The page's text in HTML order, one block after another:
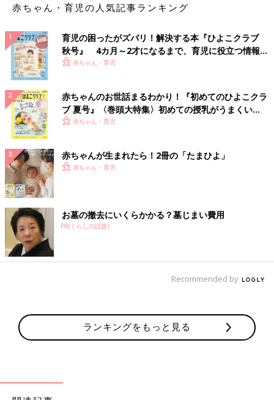
赤ちゃん・育児の人気記事ランキング
育児の困ったがズバリ！解決する本『ひよこクラブ
秋号』 4カ月～2才になるまで、育児に役立つ情報が
いっぱい！
赤ちゃん・育児
赤ちゃんのお世話まるわかり！『初めてのひよこクラ
ブ 夏号』〈巻頭大特集〉初めての授乳がうまくい
く！ おっぱい・ミルクの基本と夏のトラブル 解決テ
赤ちゃん・育児
赤ちゃんが生まれたら！2冊の「たまひよ」
赤ちゃん・育児
お墓の撤去にいくらかかる？墓じまい費用
PR(くらしの話題)
Recommended by
ランキングをもっと見る